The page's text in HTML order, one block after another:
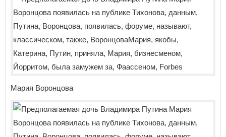
Мария Воронцова